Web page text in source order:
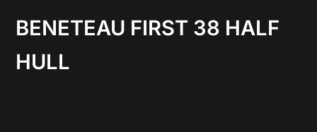
BENETEAU FIRST 38 HALF
HULL